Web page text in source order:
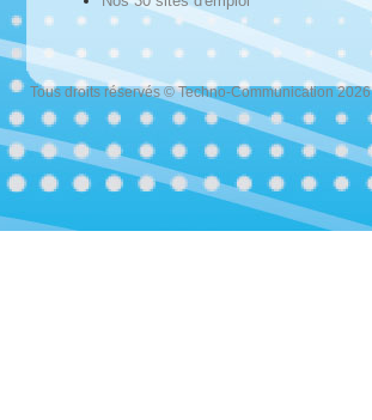
Tous droits réservés © Techno-Communication 2026